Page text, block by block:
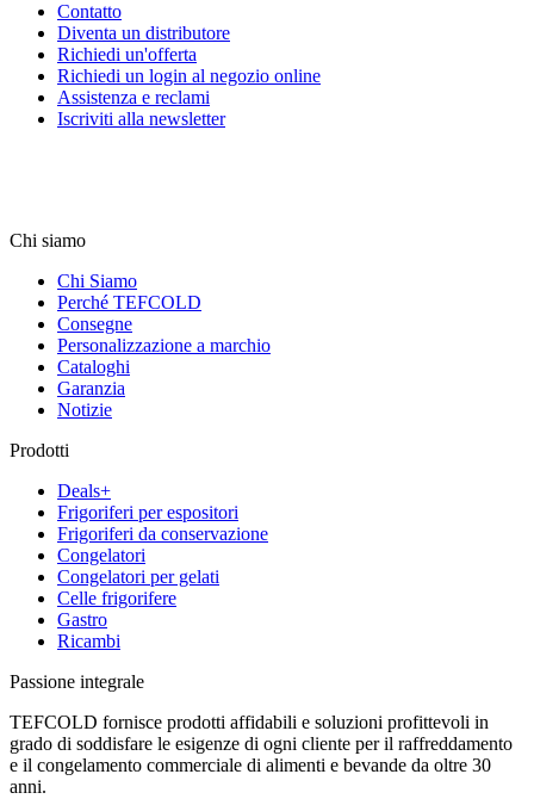
Contatto
Diventa un distributore
Richiedi un'offerta
Richiedi un login al negozio online
Assistenza e reclami
Iscriviti alla newsletter
Chi siamo
Chi Siamo
Perché TEFCOLD
Consegne
Personalizzazione a marchio
Cataloghi
Garanzia
Notizie
Prodotti
Deals+
Frigoriferi per espositori
Frigoriferi da conservazione
Congelatori
Congelatori per gelati
Celle frigorifere
Gastro
Ricambi
Passione integrale
TEFCOLD fornisce prodotti affidabili e soluzioni profittevoli in
grado di soddisfare le esigenze di ogni cliente per il raffreddamento
e il congelamento commerciale di alimenti e bevande da oltre 30
anni.